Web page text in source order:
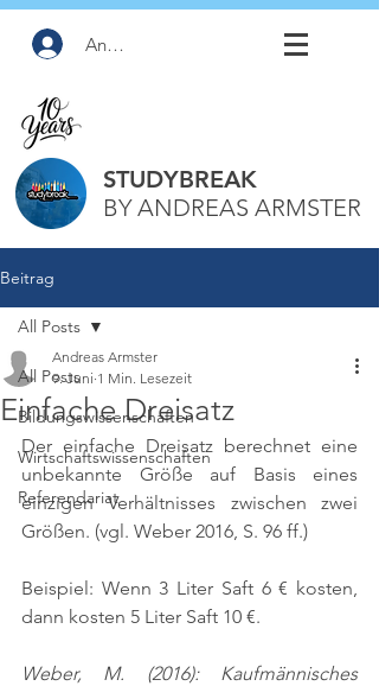
Anmelden
STUDYBREAK
BY ANDREAS ARMSTER
Beitrag
All Posts
Bildungswissenschaften
Wirtschaftswissenschaften
Referendariat
All Posts
Einfache Dreisatz
Andreas Armster
9. Juni 1 Min. Lesezeit
Der einfache Dreisatz berechnet eine
unbekannte Größe auf Basis eines
einzigen Verhältnisses zwischen zwei
Größen. (vgl. Weber 2016, S. 96 ff.)
Beispiel: Wenn 3 Liter Saft 6 € kosten,
dann kosten 5 Liter Saft 10 €.
Weber, M. (2016): Kaufmännisches